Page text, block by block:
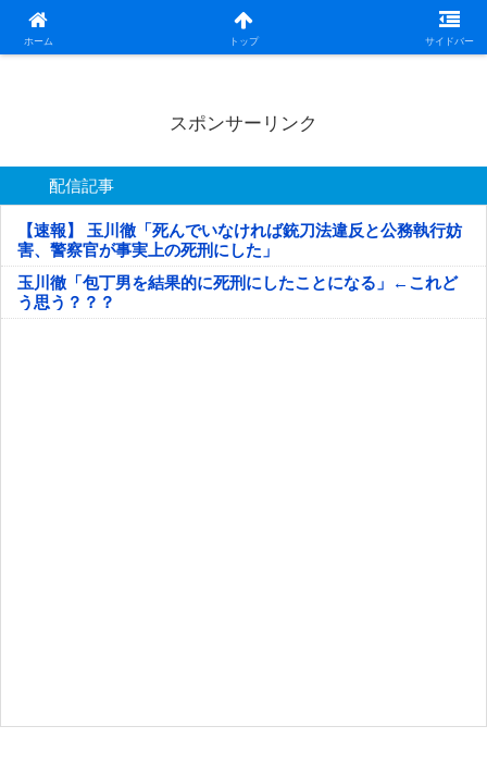
ホーム トップ サイドバー
日本第一！ニュース録
スポンサーリンク
配信記事
【速報】 玉川徹「死んでいなければ銃刀法違反と公務執行妨
害、警察官が事実上の死刑にした」
玉川徹「包丁男を結果的に死刑にしたことになる」←これど
う思う？？？